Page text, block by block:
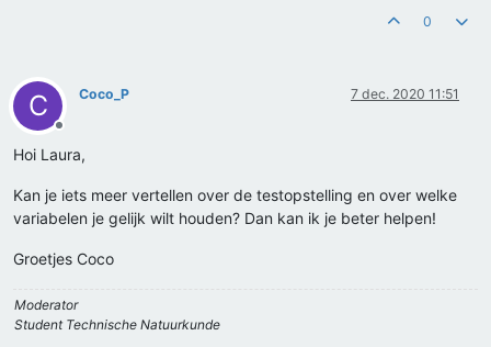
0
C
Offline
Coco_P 7 dec. 2020 11:51
Hoi Laura,
Kan je iets meer vertellen over de testopstelling en over welke
variabelen je gelijk wilt houden? Dan kan ik je beter helpen!
Groetjes Coco
Moderator
Student Technische Natuurkunde